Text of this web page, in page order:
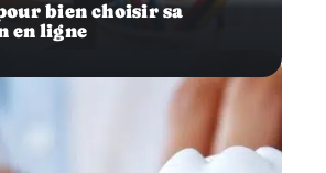
bien choisir sa
en ligne